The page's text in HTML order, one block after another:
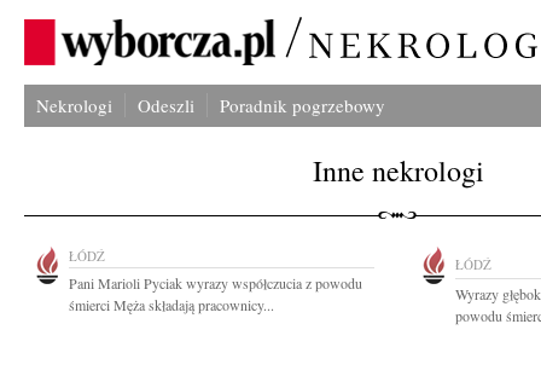
Nekrologi Odeszli Poradnik pogrzebowy
Inne nekrologi
ŁÓDŹ
Pani Marioli Pyciak wyrazy współczucia z powodu
śmierci Męża składają pracownicy...
ŁÓDŹ
Wyrazy
powodu